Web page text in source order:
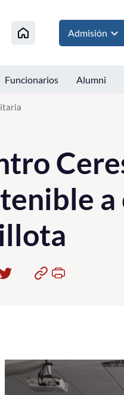
Admisión
Funcionarios Alumni